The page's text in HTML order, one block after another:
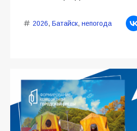
2026, Батайск, непогода